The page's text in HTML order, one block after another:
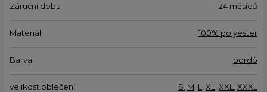
Záruční doba 24 měsíců
Materiál 100% polyester
Barva bordó
velikost oblečení S M L XL XXL XXXL